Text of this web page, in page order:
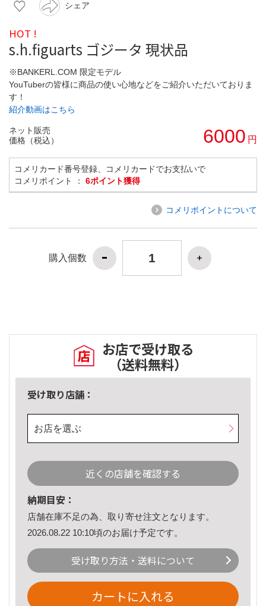
シェア
HOT !
s.h.figuarts ゴジータ 現状品
※BANKERL.COM 限定モデル
YouTuberの皆様に商品の使い心地などをご紹介いただいておりま
す！
紹介動画はこちら
ネット販売
価格（税込）
6000 円
コメリカード番号登録、コメリカードでお支払いで
コメリポイント ： 6ポイント獲得
コメリポイントについて
購入個数
お店で受け取る
（送料無料）
受け取り店舗：
お店を選ぶ
近くの店舗を確認する
納期目安：
店舗在庫不足の為、取り寄せ注文となります。
2026.08.22 10:10頃のお届け予定です。
受け取り方法・送料について
カートに入れる